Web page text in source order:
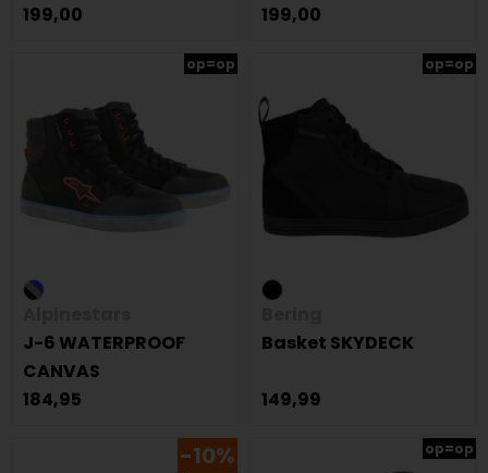
199,00
199,00
op=op
J-6 WATERPROOF
CANVAS
184,95
op=op
Basket SKYDECK
149,99
-10% op=op